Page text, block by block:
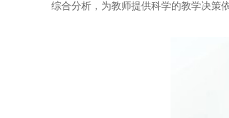
综合分析，为教师提供科学的教学决策依